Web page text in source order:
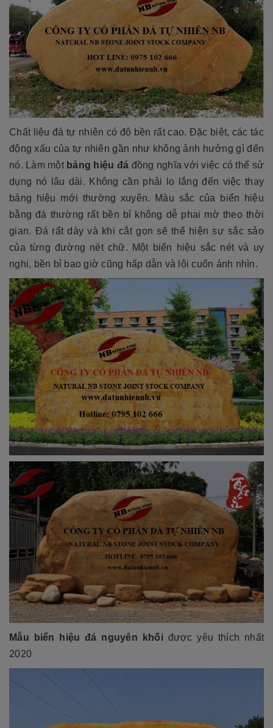
Chất liệu đá tự nhiên có độ bền rất cao. Đặc biệt, các tác
động xấu của tự nhiên gần như không ảnh hưởng gì đến
nó. Làm một bảng hiệu đá đồng nghĩa với việc có thể sử
dụng nó lâu dài. Không cần phải lo lắng đến việc thay
bảng hiệu mới thường xuyên. Màu sắc của biển hiệu
bằng đá thường rất bền bỉ không dễ phai mờ theo thời
gian. Đá rất dày và khi cắt gọn sẽ thể hiện sự sắc sảo
của từng đường nét chữ. Một biển hiệu sắc nét và uy
nghi, bền bỉ bao giờ cũng hấp dẫn và lôi cuốn ánh nhìn.
Mẫu biển hiệu đá nguyên khốiđược yêu thích nhất
2020